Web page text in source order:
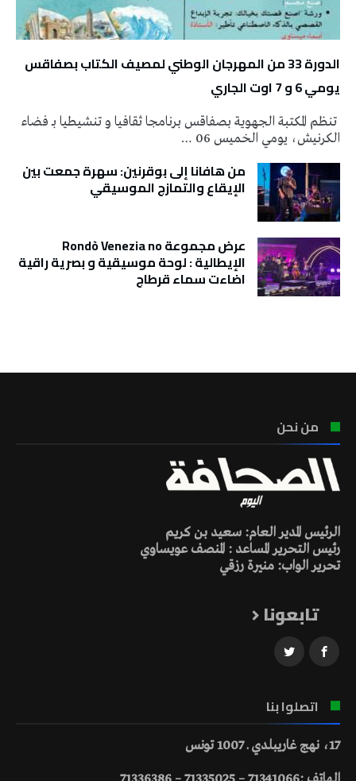
الدورة 33 من المهرجان الوطني لمصيف الكتاب بصفاقس
يومي 6 و 7 اوت الجاري
تنظم المكتبة الجهوية بصفاقس برنامجا ثقافيا و تنشيطيا بـ فضاء
الكرنيش، يومي الخميس 06 …
من هافانا إلى بوقرنين: سهرة جمعت بين
الإيقاع والتمازج الموسيقي
عرض مجموعة Rondò Venezia no
الإيطالية : لوحة موسيقية و بصرية راقية
اضاءت سماء قرطاج
من نحن
الرئيس المدير العام: سعيد بن كريم
رئيس التحرير المساعد : المنصف عويساوي
تحرير الواب: منيرة رزقي
تابعونا
اتصلوا بنا
17، نهج غاريبلدي ـ 1007 تونس